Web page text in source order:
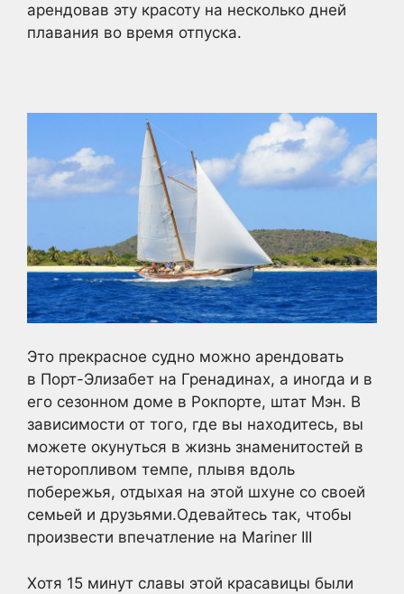
арендовав эту красоту на несколько дней
плавания во время отпуска.
Это прекрасное судно можно арендовать
в Порт-Элизабет на Гренадинах, а иногда и в
его сезонном доме в Рокпорте, штат Мэн. В
зависимости от того, где вы находитесь, вы
можете окунуться в жизнь знаменитостей в
неторопливом темпе, плывя вдоль
побережья, отдыхая на этой шхуне со своей
семьей и друзьями.Одевайтесь так, чтобы
произвести впечатление на Mariner III
Хотя 15 минут славы этой красавицы были